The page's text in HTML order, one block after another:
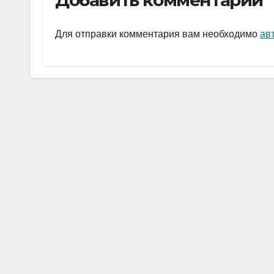
gr
a
s
A
p
а
в
ть
Для отправки комментария вам необходимо